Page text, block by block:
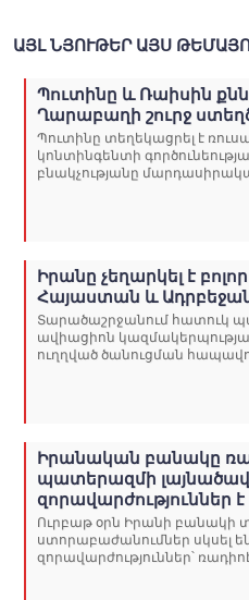
ԱՅԼ ՆՅՈՒԹԵՐ ԱՅՍ
Պուտինը և Ռաիսին
Ղարաբաղի շուրջ
Պուտինը տեղեկացրել է
կոնտինգենտի
բնակչությանը
Իրանը չեղարկել է
Հայաստան և
Տարածաշրջանում հատուկ
ավիացիոն կազմակերպության
ուղղված ծանուցման
Իրանական բանակը
պատերազմի
զորավարժություններ
Ուրբաթ օրն Իրանի բանակի
ստորաբաժանումներ սկսել
զորավարժություններ՝